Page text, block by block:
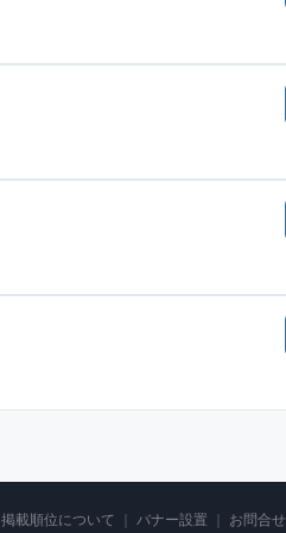
掲載順位について バナー設置 お問合せ